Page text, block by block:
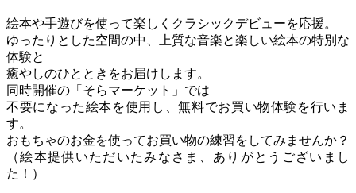
絵本や手遊びを使って楽しくクラシックデビューを応援。
ゆったりとした空間の中、上質な音楽と楽しい絵本の特別な
体験と
癒やしのひとときをお届けします。
同時開催の「そらマーケット」では
不要になった絵本を使用し、無料でお買い物体験を行いま
す。
おもちゃのお金を使ってお買い物の練習をしてみませんか？
（絵本提供いただいたみなさま、ありがとうございまし
た！）